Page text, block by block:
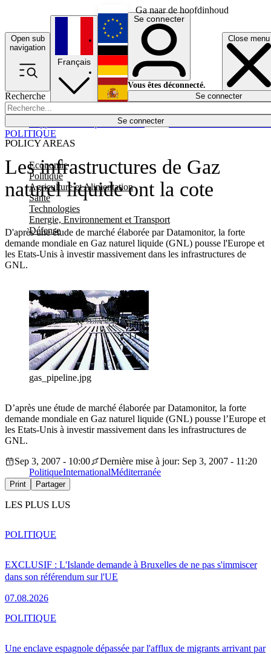
Ga naar de hoofdinhoud
Open sub
navigation
Close menu
Recherche
Se connecter
POLICY AREAS
Economie
Politique
Agriculture et Alimentation
Santé
Technologies
Energie, Environnement et Transport
Défense
Économie
Français
English
Deutsch
Español
Se connecter
Vous êtes déconnecté.
Se connecter
Les infrastructures de Gaz
naturel liquide ont la cote
D'après une étude de marché élaborée par Datamonitor, la forte
demande mondiale en Gaz naturel liquide (GNL) pousse l'Europe et
les Etats-Unis à investir massivement dans les infrastructures de
GNL.
POLITIQUE
gas_pipeline.jpg
D’après une étude de marché élaborée par Datamonitor, la forte
demande mondiale en Gaz naturel liquide (GNL) pousse l’Europe et
les Etats-Unis à investir massivement dans les infrastructures de
GNL.
Sep 3, 2007 - 10:00
Dernière mise à jour: Sep 3, 2007 - 11:20
PolitiqueInternationalMéditerranée
Print Partager
LES PLUS LUS
EXCLUSIF : L'Islande demande à Bruxelles de ne pas s'immiscer
dans son référendum sur l'UE
07.08.2026
POLITIQUE
Une enclave espagnole dépassée par l'afflux de migrants arrivant par
POLITIQUE